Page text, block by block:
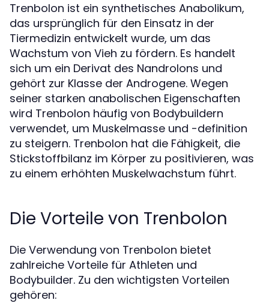
Trenbolon ist ein synthetisches Anabolikum,
das ursprünglich für den Einsatz in der
Tiermedizin entwickelt wurde, um das
Wachstum von Vieh zu fördern. Es handelt
sich um ein Derivat des Nandrolons und
gehört zur Klasse der Androgene. Wegen
seiner starken anabolischen Eigenschaften
wird Trenbolon häufig von Bodybuildern
verwendet, um Muskelmasse und -definition
zu steigern. Trenbolon hat die Fähigkeit, die
Stickstoffbilanz im Körper zu positivieren, was
zu einem erhöhten Muskelwachstum führt.
Die Vorteile von Trenbolon
Die Verwendung von Trenbolon bietet
zahlreiche Vorteile für Athleten und
Bodybuilder. Zu den wichtigsten Vorteilen
gehören: